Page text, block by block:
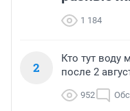
1 184
2
Кто тут воду
после 2
952